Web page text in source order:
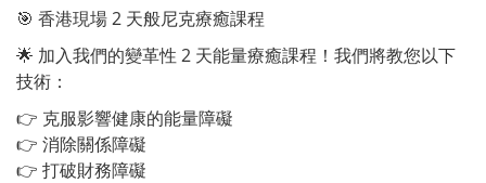
🎯 香港現場 2 天般尼克療癒課程
🌟 加入我們的變革性 2 天能量療癒課程！我們將教您以下
技術：
👉 克服影響健康的能量障礙
👉 消除關係障礙
👉 打破財務障礙